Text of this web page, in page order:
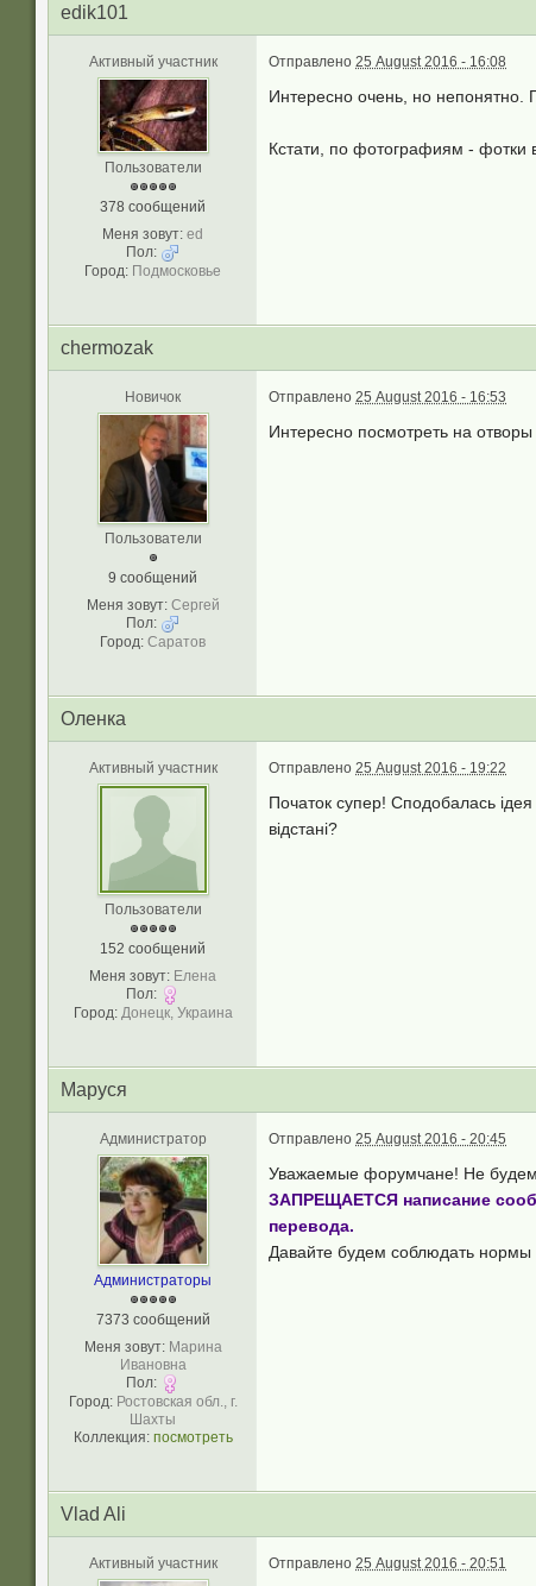
edik101
Активный участник
Пользователи
378 сообщений
Меня зовут: ed
Пол:
Город: Подмосковье
Отправлено 25 August 2016 - 16:08
Интересно очень, но непонятно.
Кстати, по фотографиям - фотки
chermozak
Новичок
Пользователи
9 сообщений
Меня зовут: Сергей
Пол:
Город: Саратов
Отправлено 25 August 2016 - 16:53
Интересно посмотреть на
Оленка
Активный участник
Пользователи
152 сообщений
Меня зовут: Елена
Пол:
Город: Донецк, Украина
Отправлено 25 August 2016 - 19:22
Початок супер! Сподобалась
відстані?
Маруся
Администратор
Администраторы
7373 сообщений
Меня зовут: Марина
Ивановна
Пол:
Город: Ростовская обл., г.
Шахты
Коллекция: посмотреть
Отправлено 25 August 2016 - 20:45
Уважаемые форумчане! Не будем
ЗАПРЕЩАЕТСЯ написание
перевода.
Давайте будем соблюдать
Vlad Ali
Активный участник Отправлено 25 August 2016 - 20:51